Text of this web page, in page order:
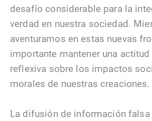
desafío considerable para la
verdad en nuestra sociedad.
aventuramos en estas nuevas
importante mantener una
reflexiva sobre los impactos
morales de nuestras creaciones.
La difusión de información falsa